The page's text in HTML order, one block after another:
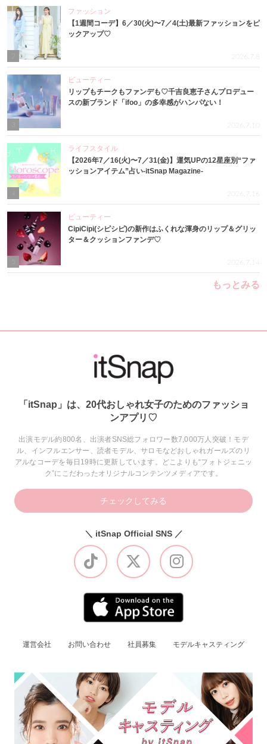
2
ファッション
【1週間コーデ】6／30(火)〜7／4(土)最新ファッションをピ
ックアップ♡
2026.7.8
3
ビューティー
リップもチークもファンデも♡千吉良恵子さんプロデュー
スの新ブランド「ifoo」の多幸感がハンパない！
2026.7.10
ライフスタイル
【2026年7／16(火)〜7／31(金)】運気UPの12星座別“ファ
ッションアイテム”占い-itSnap Magazine-
2026.7.16
ビューティー
CipiCipi(シピシピ)の新作はふくれな渾身のリップ＆グリッ
ター＆クッションファンデ♡
2026.7.14
もっとみる
「itSnap」は、20代おしゃれ女子のためのファッショ
ンアプリ♡
出演モデル約800名、出演者SNS総フォロワー数7,000万人突破！モデ
ル、インフルエンサー、読者モデル、サロモなどおしゃれガールズのリ
アルなコーデを毎日19時に更新しています。どこよりも“フォトジェニッ
ク”にこだわったオリジナルコンテンツメディアです。
チェックしてみる
＼ itSnap Official SNS ／
運営会社 お問い合わせ 社員募集 モデルキャスティング